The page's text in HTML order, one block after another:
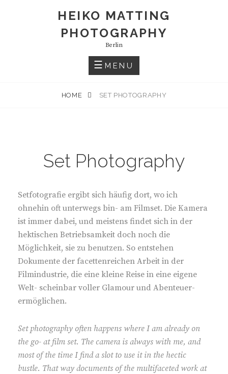
HEIKO MATTING
PHOTOGRAPHY
Berlin
MENU
HOME SET PHOTOGRAPHY
Set Photography
Setfotografie ergibt sich häufig dort, wo ich
ohnehin oft unterwegs bin- am Filmset. Die Kamera
ist immer dabei, und meistens findet sich in der
hektischen Betriebsamkeit doch noch die
Möglichkeit, sie zu benutzen. So entstehen
Dokumente der facettenreichen Arbeit in der
Filmindustrie, die eine kleine Reise in eine eigene
Welt- scheinbar voller Glamour und Abenteuer-
ermöglichen.
Set photography often happens where I am already on
the go- at film set. The camera is always with me, and
most of the time I find a slot to use it in the hectic
bustle. That way documents of the multifaceted work at